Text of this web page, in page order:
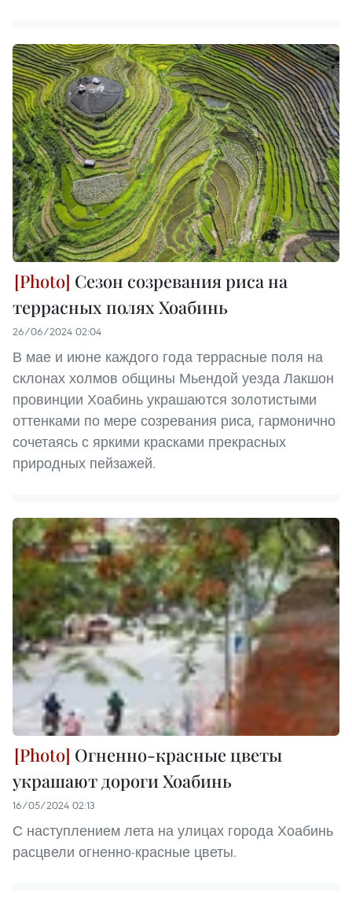
Сезон созревания риса на
террасных полях Хоабинь
26/06/2024 02:04
В мае и июне каждого года террасные поля на
склонах холмов общины Мьендой уезда Лакшон
провинции Хоабинь украшаются золотистыми
оттенками по мере созревания риса, гармонично
сочетаясь с яркими красками прекрасных
природных пейзажей.
Огненно-красные цветы
украшают дороги Хоабинь
16/05/2024 02:13
С наступлением лета на улицах города Хоабинь
расцвели огненно-красные цветы.